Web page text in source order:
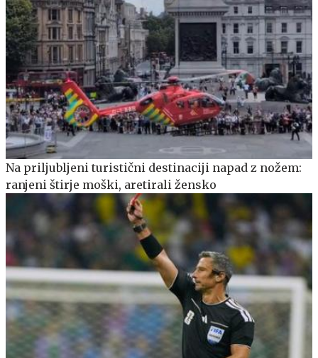
Na priljubljeni turistični destinaciji napad z nožem:
ranjeni štirje moški, aretirali žensko